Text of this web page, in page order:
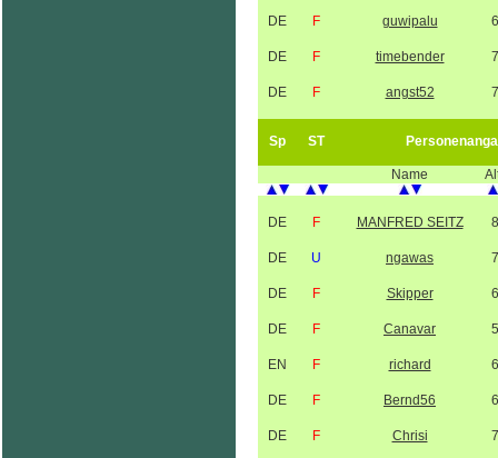
DE F guwipalu
DE F timebender
DE F angst52
Sp ST
Name
DE F MANFRED SEITZ
DE U ngawas
DE F Skipper
DE F Canavar
EN F richard
DE F Bernd56
DE F Chrisi